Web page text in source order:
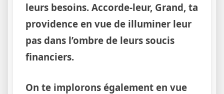
leurs besoins. Accorde-leur, Grand, ta
providence en vue de illuminer leur
pas dans l’ombre de leurs soucis
financiers.
On te implorons également en vue